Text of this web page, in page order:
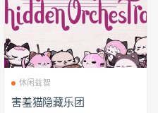
休闲益智
害羞猫隐藏乐团